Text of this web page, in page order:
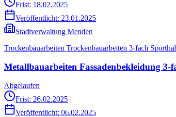
Frist: 18.02.2025
Veröffentlicht: 23.01.2025
Stadtverwaltung Menden
Trockenbauarbeiten Trockenbauarbeiten 3-fach
Metallbauarbeiten Fassadenbekleidung
Abgelaufen
Frist: 26.02.2025
Veröffentlicht: 06.02.2025